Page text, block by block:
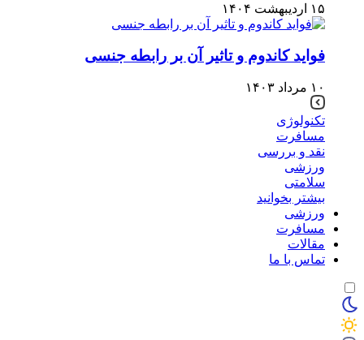
۱۵ اردیبهشت ۱۴۰۴
فواید کاندوم و تاثیر آن بر رابطه جنسی
۱۰ مرداد ۱۴۰۳
تکنولوژی
مسافرت
نقد و بررسی
ورزشی
سلامتی
بیشتر بخوانید
ورزشی
مسافرت
مقالات
تماس با ما